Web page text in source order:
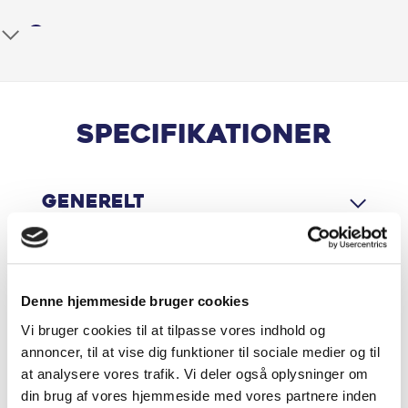
Denne hjemmeside bruger cookies
Vi bruger cookies til at tilpasse vores indhold og
annoncer, til at vise dig funktioner til sociale medier og til
at analysere vores trafik. Vi deler også oplysninger om
din brug af vores hjemmeside med vores partnere inden
Multijusterbart rat, Mørk loftbeklædning, Splitbagsæde,
ABS, Airbag, Alarm, Antispin, Auto hold, Automatisk
Dæktrykssensor, ESP, Isofix, Selealarm, Startspærre,
Træthedsregistrering
Importbil - Bilen kan variere fra dansk model -
Android Auto
Apple CarPlay
Armlæn bag
Aut. nedblændeligt bakspejl
Auto Hold
Specifikationer
Generelt
Økonomi